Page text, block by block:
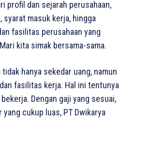
profil dan sejarah perusahaan,
masuk kerja, hingga
fasilitas perusahaan yang
kita simak bersama-sama.
hanya sekedar uang, namun
fasilitas kerja. Hal ini tentunya
Dengan gaji yang sesuai,
cukup luas, PT Dwikarya